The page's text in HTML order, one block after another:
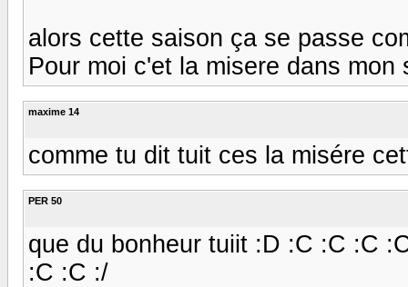
alors cette saison ça se passe
Pour moi c'et la misere dans
maxime 14
comme tu dit tuit ces la misére
PER 50
que du bonheur tuiit :D :C :C :C
:C :C :/